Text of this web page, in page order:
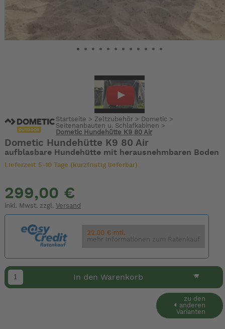
Startseite > Zeltzubehör> Dometic>
Seitenanbauten u. Schlafkabinen >
Dometic Hundehütte K9 80 Air
Dometic Hundehütte K9 80 Air
aufblasbare Hundehütte mit herausnehmbaren Boden
Lieferzeit 5-10 Tage (kurzfristig lieferbar)
299,00 €
inkl. Mwst. zzgl. Versand
22.00 € mtl.
mehr Informationen zum Ratenkauf
In den Warenkorb
zu den
anderen
Varianten